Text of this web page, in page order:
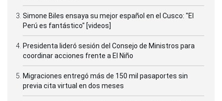
Simone Biles ensaya su mejor español en el Cusco: "El
Perú es fantástico" [videos]
Presidenta lideró sesión del Consejo de Ministros para
coordinar acciones frente a El Niño
Migraciones entregó más de 150 mil pasaportes sin
previa cita virtual en dos meses